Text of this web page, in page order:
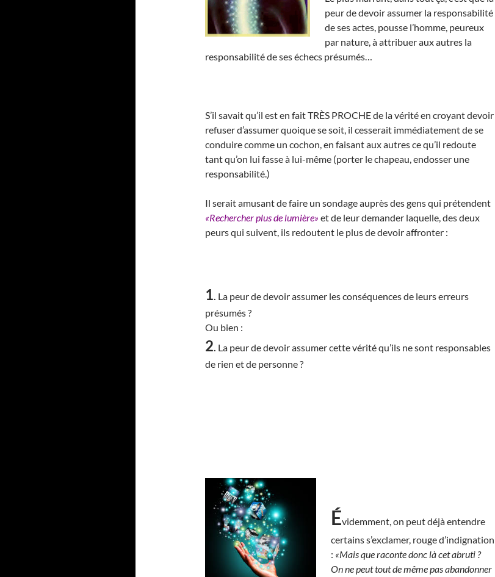
peur de devoir assumer la responsabilité
de ses actes, pousse l’homme, peureux
par nature, à attribuer aux autres la
responsabilité de ses échecs présumés…
S’il savait qu’il est en fait TRÈS PROCHE de la vérité en croyant devoir
refuser d’assumer quoique se soit, il cesserait immédiatement de se
conduire comme un cochon, en faisant aux autres ce qu’il redoute
tant qu’on lui fasse à lui-même (porter le chapeau, endosser une
responsabilité.)
Il serait amusant de faire un sondage auprès des gens qui prétendent
«Rechercher plus de lumière» et de leur demander laquelle, des deux
peurs qui suivent, ils redoutent le plus de devoir affronter :
1. La peur de devoir assumer les conséquences de leurs erreurs
présumés ?
Ou bien :
2. La peur de devoir assumer cette vérité qu’ils ne sont responsables
de rien et de personne ?
Évidemment, on peut déjà entendre
certains s’exclamer, rouge d’indignation
: «Mais que raconte donc là cet abruti ?
On ne peut tout de même pas abandonner